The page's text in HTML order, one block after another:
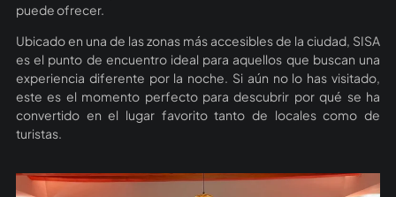
puede ofrecer.
Ubicado en una de las zonas más accesibles de la ciudad, SISA
es el punto de encuentro ideal para aquellos que buscan una
experiencia diferente por la noche. Si aún no lo has visitado,
este es el momento perfecto para descubrir por qué se ha
convertido en el lugar favorito tanto de locales como de
turistas.